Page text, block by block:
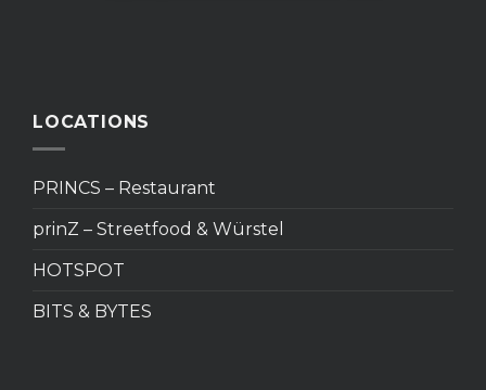
LOCATIONS
PRINCS – Restaurant
prinZ – Streetfood & Würstel
HOTSPOT
BITS & BYTES